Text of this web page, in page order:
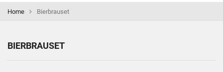
Home Bierbrauset
BIERBRAUSET